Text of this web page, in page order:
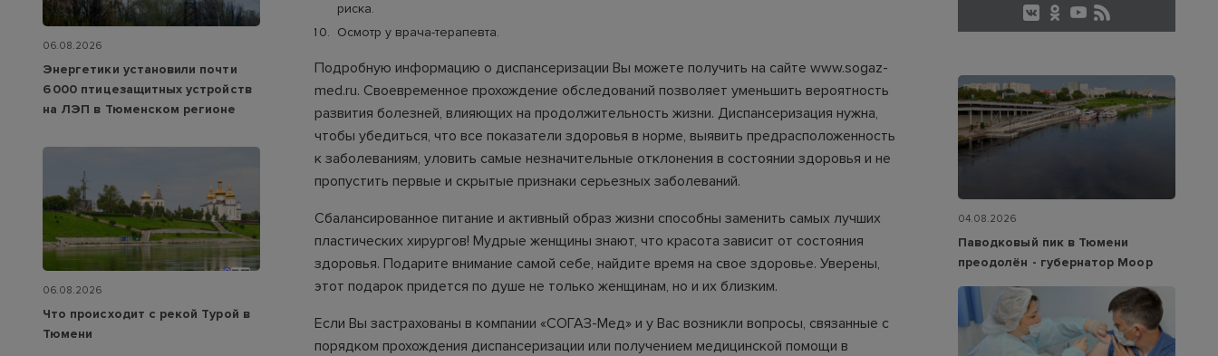
риска.
Осмотр у врача-терапевта.
Подробную информацию о диспансеризации Вы можете получить на сайте www.sogaz-
med.ru. Своевременное прохождение обследований позволяет уменьшить вероятность
развития болезней, влияющих на продолжительность жизни. Диспансеризация нужна,
чтобы убедиться, что все показатели здоровья в норме, выявить предрасположенность
к заболеваниям, уловить самые незначительные отклонения в состоянии здоровья и не
пропустить первые и скрытые признаки серьезных заболеваний.
Сбалансированное питание и активный образ жизни способны заменить самых лучших
пластических хирургов! Мудрые женщины знают, что красота зависит от состояния
здоровья. Подарите внимание самой себе, найдите время на свое здоровье. Уверены,
этот подарок придется по душе не только женщинам, но и их близким.
Если Вы застрахованы в компании «СОГАЗ-Мед» и у Вас возникли вопросы, связанные с
порядком прохождения диспансеризации или получением медицинской помощи в
06.08.2026
Энергетики установили почти
6 000 птицезащитных устройств
на ЛЭП в Тюменском регионе
06.08.2026
Что происходит с рекой Турой в
Тюмени
04.08.2026
Паводковый пик в Тюмени
преодолён - губернатор Моор